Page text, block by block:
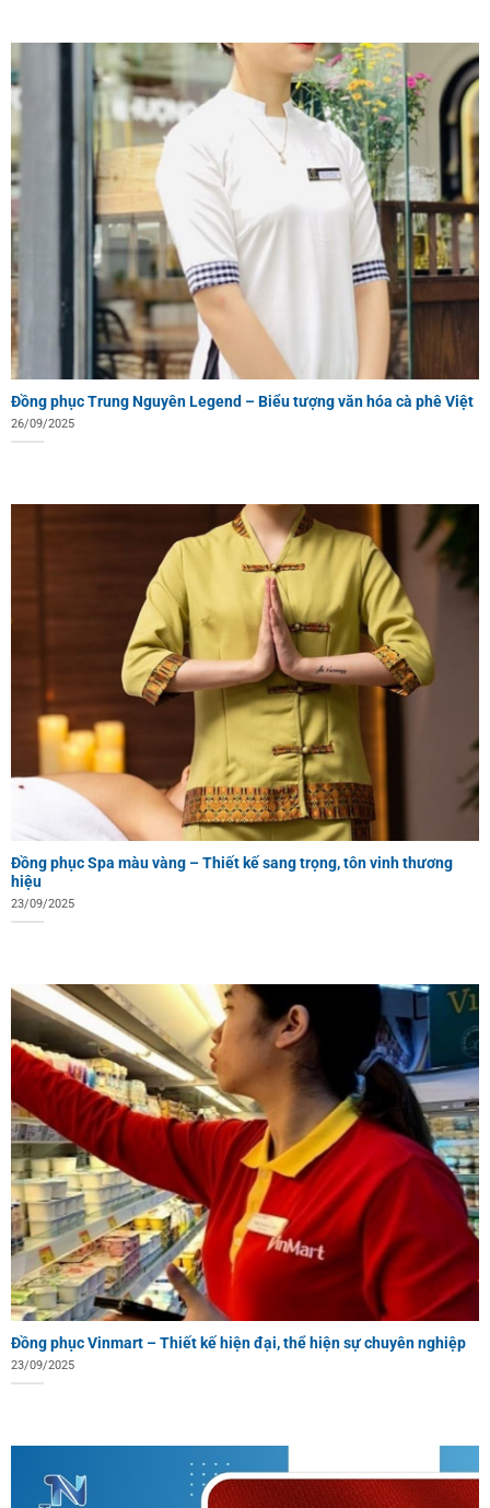
Đồng phục Trung Nguyên Legend – Biểu tượng văn hóa cà phê Việt
26/09/2025
Đồng phục Spa màu vàng – Thiết kế sang trọng, tôn vinh thương
hiệu
23/09/2025
Đồng phục Vinmart – Thiết kế hiện đại, thể hiện sự chuyên nghiệp
23/09/2025